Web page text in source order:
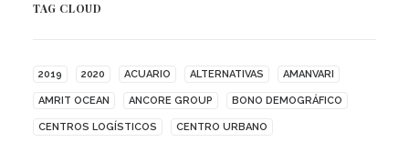
TAG CLOUD
2019 2020 ACUARIO ALTERNATIVAS AMANVARI
AMRIT OCEAN ANCORE GROUP BONO DEMOGRÁFICO
CENTROS LOGÍSTICOS CENTRO URBANO